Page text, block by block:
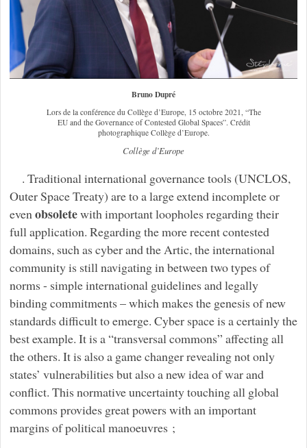
Bruno Dupré
Lors de la conférence du Collège d’Europe, 15 octobre 2021, “The
EU and the Governance of Contested Global Spaces”. Crédit
photographique Collège d’Europe.
Collège d’Europe
. Traditional international governance tools (UNCLOS,
Outer Space Treaty) are to a large extend incomplete or
evenobsoletewith important loopholes regarding their
full application. Regarding the more recent contested
domains, such as cyber and the Artic, the international
community is still navigating in between two types of
norms - simple international guidelines and legally
binding commitments – which makes the genesis of new
standards difficult to emerge. Cyber space is a certainly the
best example. It is a “transversal commons” affecting all
the others. It is also a game changer revealing not only
states’ vulnerabilities but also a new idea of war and
conflict. This normative uncertainty touching all global
commons provides great powers with an important
margins of political manoeuvres ;